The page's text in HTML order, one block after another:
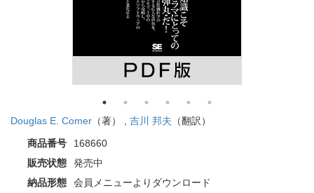
Douglas E. Comer （著） , 吉川 邦夫 （翻訳）
商品番号
168660
販売状態
発売中
納品形態
会員メニューよりダウンロード